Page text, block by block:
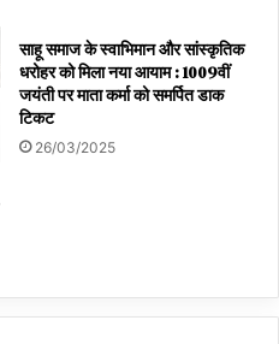
साहू समाज के स्वाभिमान और सांस्कृतिक
धरोहर को मिला नया आयाम : 1009वीं
जयंती पर माता कर्मा को समर्पित डाक
टिकट
26/03/2025